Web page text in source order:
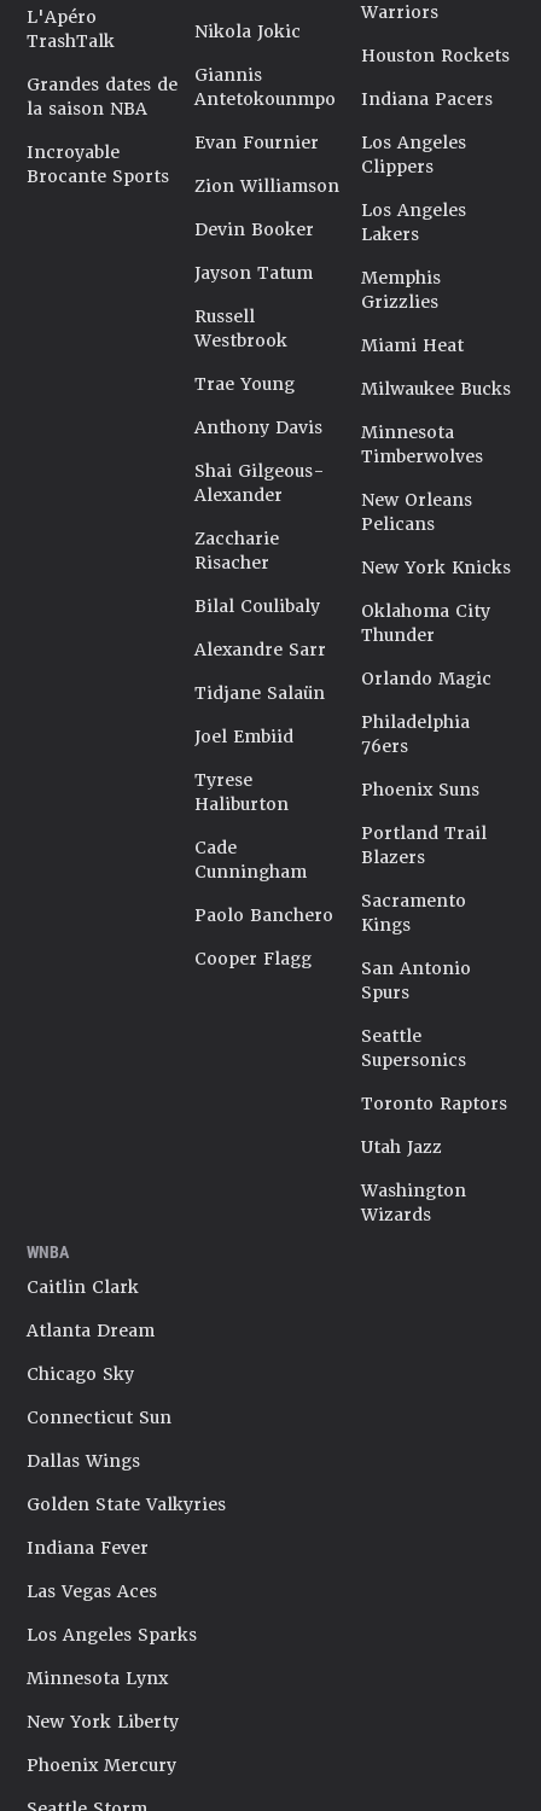
L'Apéro
TrashTalk
Grandes dates de
la saison NBA
Incroyable
Brocante Sports
Nikola Jokic
Giannis
Antetokounmpo
Evan Fournier
Zion Williamson
Devin Booker
Jayson Tatum
Russell
Westbrook
Trae Young
Anthony Davis
Shai Gilgeous-
Alexander
Zaccharie
Risacher
Bilal Coulibaly
Alexandre Sarr
Tidjane Salaün
Joel Embiid
Tyrese
Haliburton
Cade
Cunningham
Paolo Banchero
Cooper Flagg
Warriors
Houston Rockets
Indiana Pacers
Los Angeles
Clippers
Los Angeles
Lakers
Memphis
Grizzlies
Miami Heat
Milwaukee Bucks
Minnesota
Timberwolves
New Orleans
Pelicans
New York Knicks
Oklahoma City
Thunder
Orlando Magic
Philadelphia
76ers
Phoenix Suns
Portland Trail
Blazers
Sacramento
Kings
San Antonio
Spurs
Seattle
Supersonics
Toronto Raptors
Utah Jazz
Washington
Wizards
WNBA
Caitlin Clark
Atlanta Dream
Chicago Sky
Connecticut Sun
Dallas Wings
Golden State Valkyries
Indiana Fever
Las Vegas Aces
Los Angeles Sparks
Minnesota Lynx
New York Liberty
Phoenix Mercury